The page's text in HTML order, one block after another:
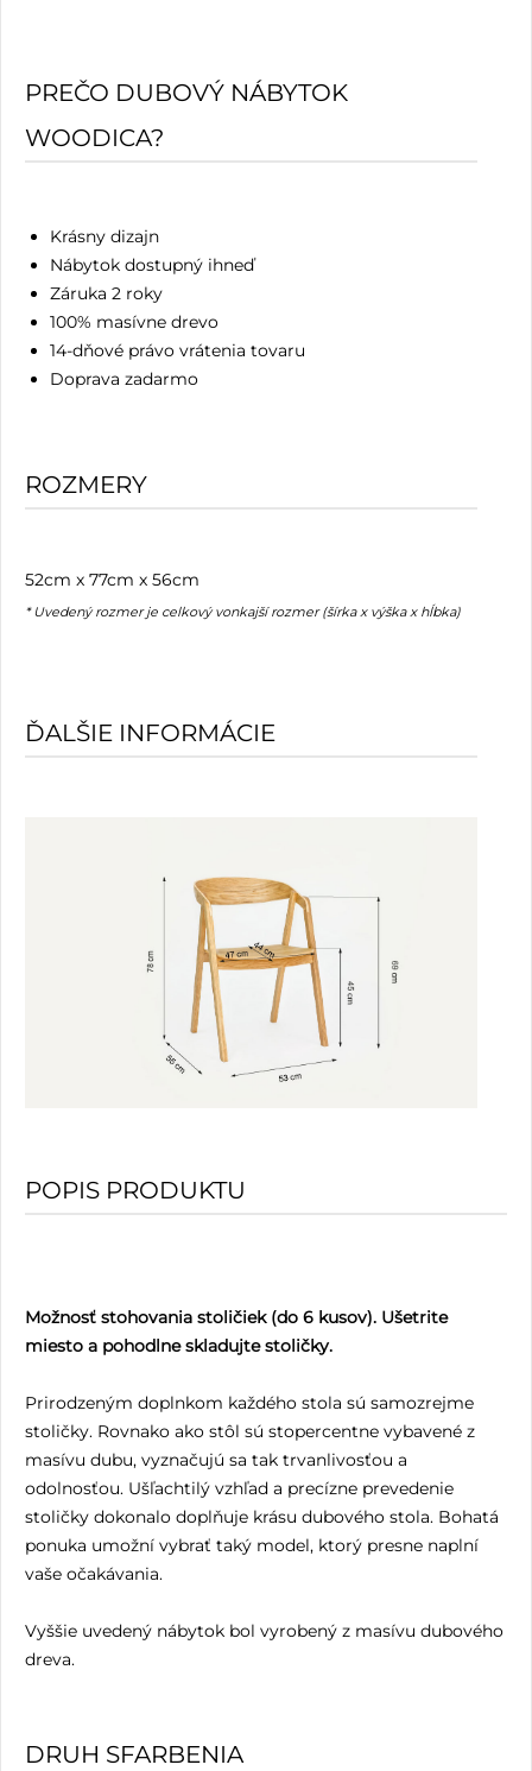
PREČO DUBOVÝ NÁBYTOK
WOODICA?
Krásny dizajn
Nábytok dostupný ihneď
Záruka 2 roky
100% masívne drevo
14-dňové právo vrátenia tovaru
Doprava zadarmo
ROZMERY
52cm x 77cm x 56cm
* Uvedený rozmer je celkový vonkajší rozmer (šírka x výška x hĺbka)
ĎALŠIE INFORMÁCIE
POPIS PRODUKTU
Možnosť stohovania stoličiek (do 6 kusov). Ušetrite
miesto a pohodlne skladujte stoličky.
Prirodzeným doplnkom každého stola sú samozrejme
stoličky. Rovnako ako stôl sú stopercentne vybavené z
masívu dubu, vyznačujú sa tak trvanlivosťou a
odolnosťou. Ušľachtilý vzhľad a precízne prevedenie
stoličky dokonalo doplňuje krásu dubového stola. Bohatá
ponuka umožní vybrať taký model, ktorý presne naplní
vaše očakávania.
Vyššie uvedený nábytok bol vyrobený z masívu dubového
dreva.
DRUH SFARBENIA